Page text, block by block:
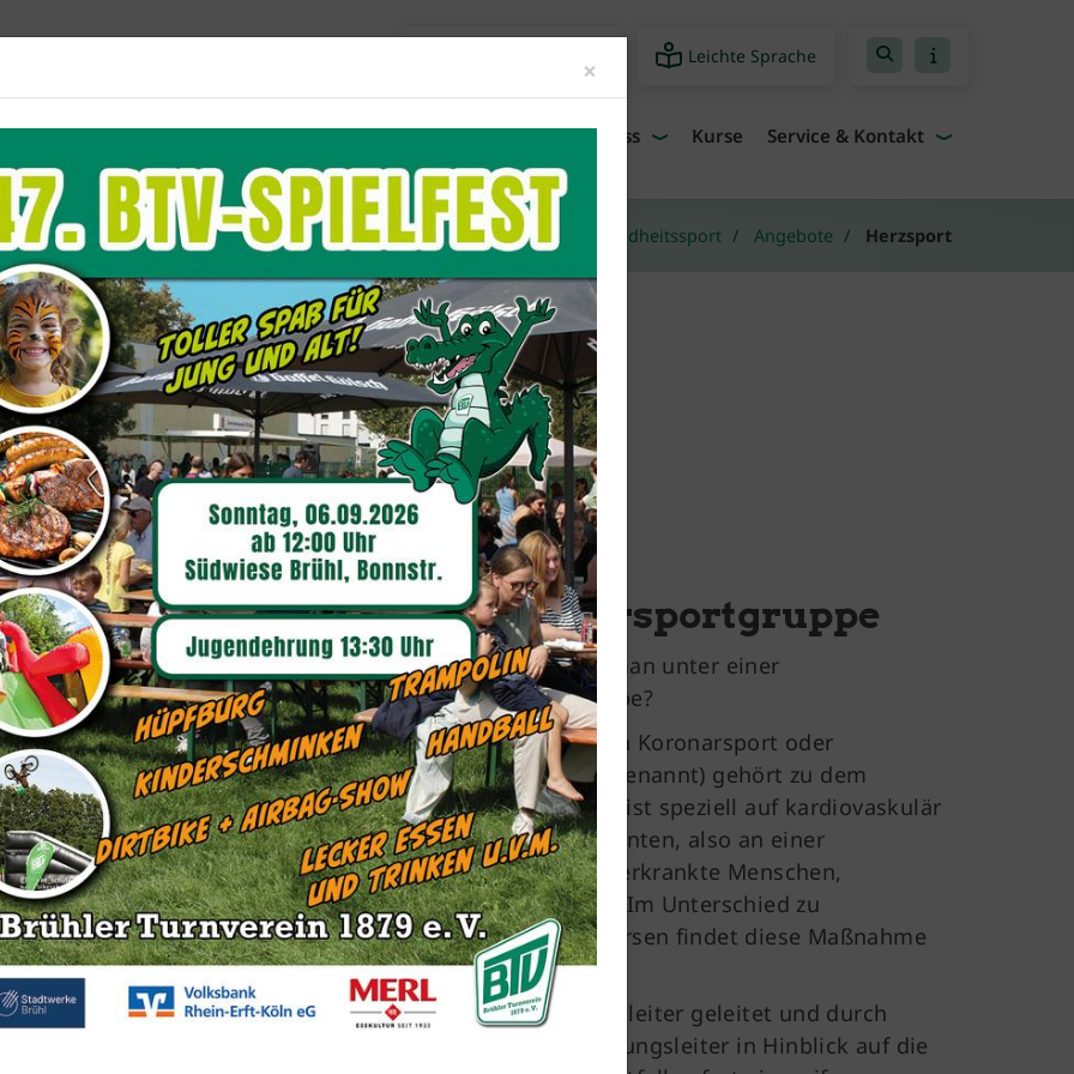
Leichte Sprache
Unser Verein Aktuelles Sportangebote Fitness Kurse Service & Kontakt
Du befindest dich hier: Sportangebote Gesundheitssport Angebote Herzsport
Gesundheitssport
Koronarsportgruppe
Was versteht man unter einer
Herzsportgruppe?
Herzsport (auch Koronarsport oder
Coronarsport genannt) gehört zu dem
Rehasport und ist speziell auf kardiovaskulär
erkrankte Patienten, also an einer
Herzkrankheit erkrankte Menschen,
zugeschnitten. Im Unterschied zu
Gesundheitskursen findet diese Maßnahme
Menschen bereits erkrankt sind.
wird von einem speziell geschulten Übungsleiter geleitet und durch
Arzt überwacht. Der Arzt berät die Teilnehmer und den Übungsleiter in Hinblick auf die
Mitglieder-Service
× Close